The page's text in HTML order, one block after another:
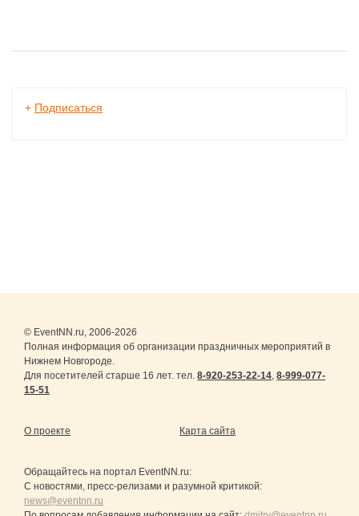
+ Подписаться
© EventNN.ru, 2006-2026
Полная информация об организации праздничных мероприятий в
Нижнем Новгороде.
Для посетителей старше 16 лет. тел. 8-920-253-22-14 8-999-077-
15-51
О проекте Карта сайта
Обращайтесь на портал EventNN.ru:
С новостями, пресс-релизами и разумной критикой:
news@eventnn.ru